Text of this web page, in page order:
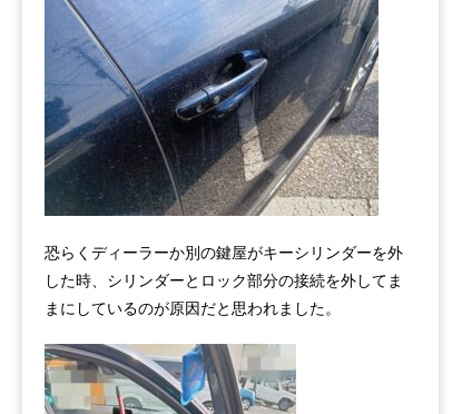
恐らくディーラーか別の鍵屋がキーシリンダーを外
した時、シリンダーとロック部分の接続を外してま
まにしているのが原因だと思われました。